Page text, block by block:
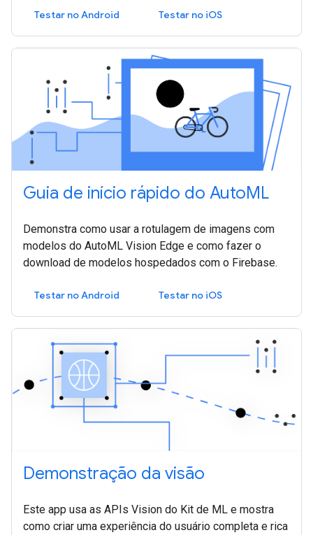
Testar no Android Testar no iOS
Guia de início rápido do AutoML
Demonstra como usar a rotulagem de imagens com
modelos do AutoML Vision Edge e como fazer o
download de modelos hospedados com o Firebase.
Testar no Android Testar no iOS
Demonstração da visão
Este app usa as APIs Vision do Kit de ML e mostra
como criar uma experiência do usuário completa e rica